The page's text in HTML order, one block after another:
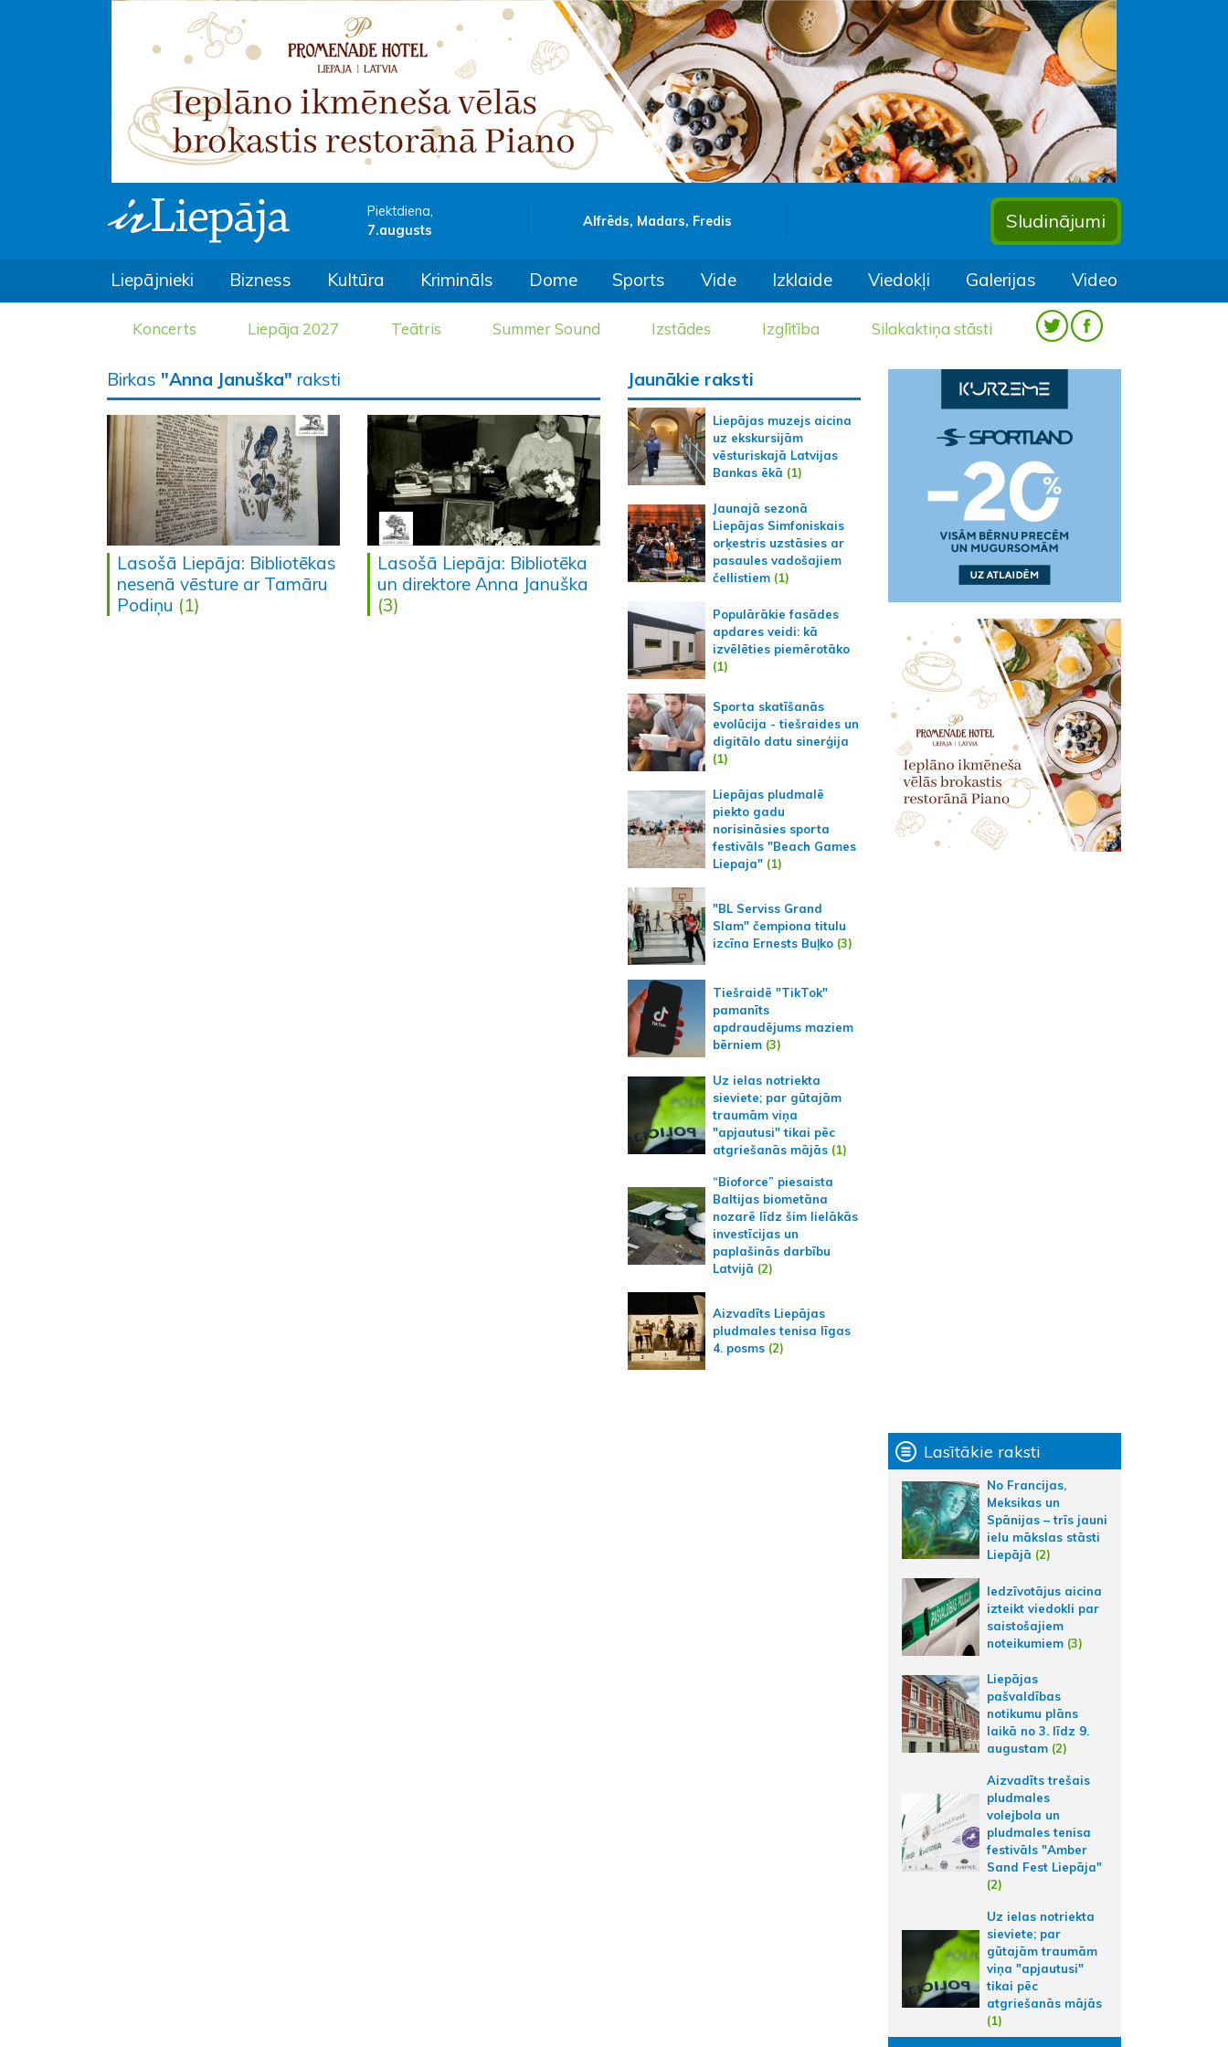
Piektdiena,
7.augusts
Alfrēds, Madars, Fredis Sludinājumi
Liepājnieki Bizness Kultūra Krimināls Dome Sports Vide Izklaide Viedokļi Galerijas Video
Koncerts Liepāja 2027 Teātris Summer Sound Izstādes Izglītība Silakaktiņa stāsti
Birkas "Anna Januška" raksti
Lasošā Liepāja: Bibliotēkas
nesenā vēsture ar Tamāru
Podiņu (1)
Lasošā Liepāja: Bibliotēka
un direktore Anna Januška
(3)
Jaunākie raksti
Liepājas muzejs aicina
uz ekskursijām
vēsturiskajā Latvijas
Bankas ēkā (1)
Jaunajā sezonā
Liepājas Simfoniskais
orķestris uzstāsies ar
pasaules vadošajiem
čellistiem (1)
Populārākie fasādes
apdares veidi: kā
izvēlēties piemērotāko
(1)
Sporta skatīšanās
evolūcija - tiešraides un
digitālo datu sinerģija
(1)
Liepājas pludmalē
piekto gadu
norisināsies sporta
festivāls "Beach Games
Liepaja" (1)
"BL Serviss Grand
Slam" čempiona titulu
izcīna Ernests Buļko (3)
Tiešraidē "TikTok"
pamanīts
apdraudējums maziem
bērniem (3)
Uz ielas notriekta
sieviete; par gūtajām
traumām viņa
"apjautusi" tikai pēc
atgriešanās mājās (1)
“Bioforce” piesaista
Baltijas biometāna
nozarē līdz šim lielākās
investīcijas un
paplašinās darbību
Latvijā (2)
Aizvadīts Liepājas
pludmales tenisa līgas
4. posms (2)
Lasītākie raksti
No Francijas,
Meksikas un
Spānijas – trīs jauni
ielu mākslas stāsti
Liepājā (2)
Iedzīvotājus aicina
izteikt viedokli par
saistošajiem
noteikumiem (3)
Liepājas
pašvaldības
notikumu plāns
laikā no 3. līdz 9.
augustam (2)
Aizvadīts trešais
pludmales
volejbola un
pludmales tenisa
festivāls "Amber
Sand Fest Liepāja"
(2)
Uz ielas notriekta
sieviete; par
gūtajām traumām
viņa "apjautusi"
tikai pēc
atgriešanās mājās
(1)